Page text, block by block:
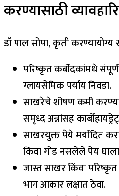
करण्यासाठी
डॉ पाल सोपा, कृती
परिष्कृत कर्बोदकांमधे
ग्लायसेमिक पर्याय निवडा.
साखरेचे शोषण कमी
समृध्द अन्नांसह
साखरयुक्त पेये मर्यादित
किंवा गोड नसलेले पेय
जास्त साखर किंवा
भाग आकार लक्षात ठेवा.